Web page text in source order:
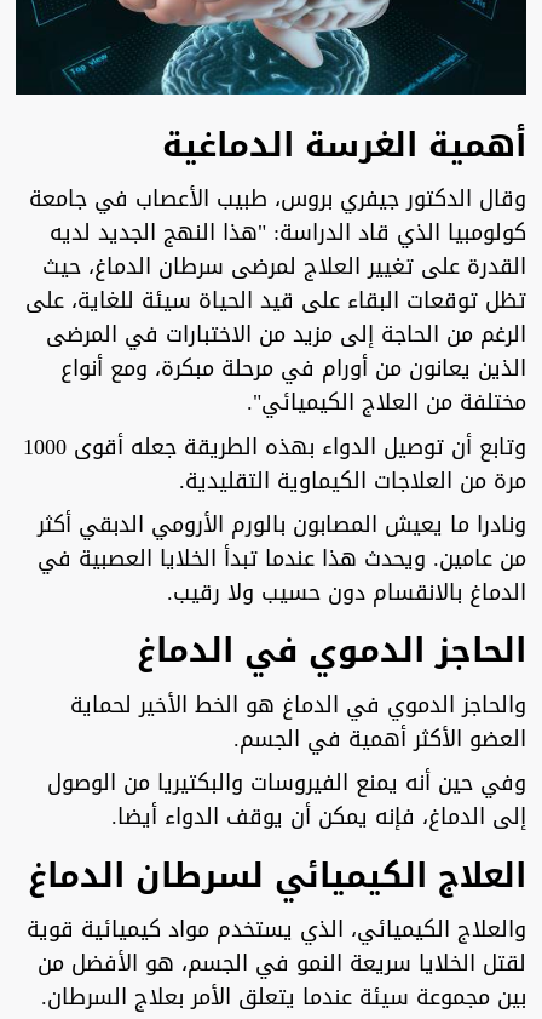
أهمية الغرسة الدماغية
وقال الدكتور جيفري بروس، طبيب الأعصاب في جامعة
كولومبيا الذي قاد الدراسة: "هذا النهج الجديد لديه
القدرة على تغيير العلاج لمرضى سرطان الدماغ، حيث
تظل توقعات البقاء على قيد الحياة سيئة للغاية، على
الرغم من الحاجة إلى مزيد من الاختبارات في المرضى
الذين يعانون من أورام في مرحلة مبكرة، ومع أنواع
مختلفة من العلاج الكيميائي".
وتابع أن توصيل الدواء بهذه الطريقة جعله أقوى 1000
مرة من العلاجات الكيماوية التقليدية.
ونادرا ما يعيش المصابون بالورم الأرومي الدبقي أكثر
من عامين. ويحدث هذا عندما تبدأ الخلايا العصبية في
الدماغ بالانقسام دون حسيب ولا رقيب.
الحاجز الدموي في الدماغ
والحاجز الدموي في الدماغ هو الخط الأخير لحماية
العضو الأكثر أهمية في الجسم.
وفي حين أنه يمنع الفيروسات والبكتيريا من الوصول
إلى الدماغ، فإنه يمكن أن يوقف الدواء أيضا.
العلاج الكيميائي لسرطان الدماغ
والعلاج الكيميائي، الذي يستخدم مواد كيميائية قوية
لقتل الخلايا سريعة النمو في الجسم، هو الأفضل من
بين مجموعة سيئة عندما يتعلق الأمر بعلاج السرطان.